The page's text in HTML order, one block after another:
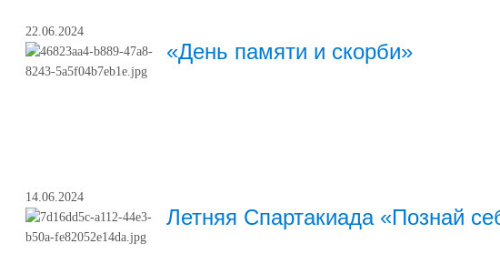
22.06.2024
«День памяти и скорби»
14.06.2024
Летняя Спартакиада «Познай
25.06.2026
УО Администрации Артинского ГО
16.06.2026